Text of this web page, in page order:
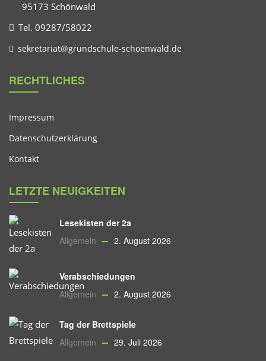
95173 Schönwald
Tel. 09287/58022
sekretariat@grundschule-schoenwald.de
RECHTLICHES
Impressum
Datenschutzerklärung
Kontakt
LETZTE NEUIGKEITEN
Lesekisten der 2a
Allgemein
2. August 2026
Verabschiedungen
Allgemein
2. August 2026
Tag der Brettspiele
Allgemein
29. Juli 2026